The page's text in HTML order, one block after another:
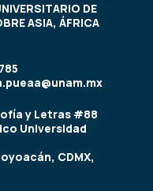
DE
ASIA, ÁFRICA
y Letras #88
Universidad
CDMX,